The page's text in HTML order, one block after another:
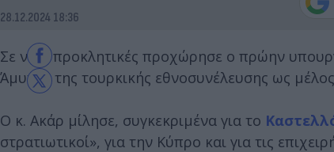
28.12.2024 18:36
Σε νέες προκλητικές προχώρησε ο πρώην
Άμυνας της τουρκικής εθνοσυνέλευσης ως
Ο κ. Ακάρ μίλησε, συγκεκριμένα για το
στρατιωτικοί», για την Κύπρο και για τις